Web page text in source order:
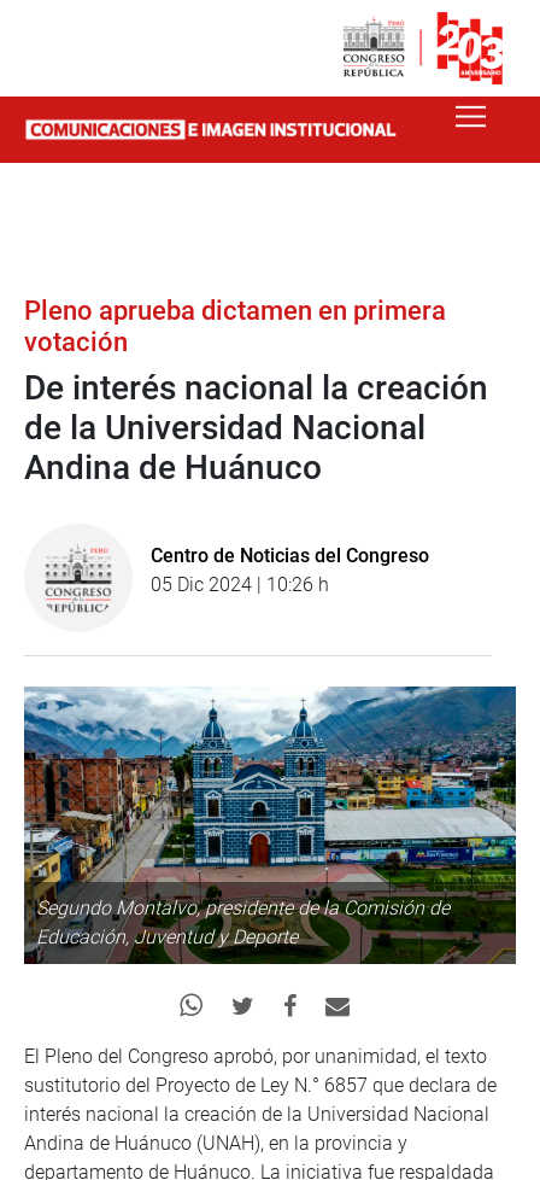
Pleno aprueba dictamen en primera
votación
De interés nacional la creación
de la Universidad Nacional
Andina de Huánuco
Centro de Noticias del Congreso
05 Dic 2024 | 10:26 h
Segundo Montalvo, presidente de la Comisión de
Educación, Juventud y Deporte
El Pleno del Congreso aprobó, por unanimidad, el texto
sustitutorio del Proyecto de Ley N.° 6857 que declara de
interés nacional la creación de la Universidad Nacional
Andina de Huánuco (UNAH), en la provincia y
departamento de Huánuco. La iniciativa fue respaldada